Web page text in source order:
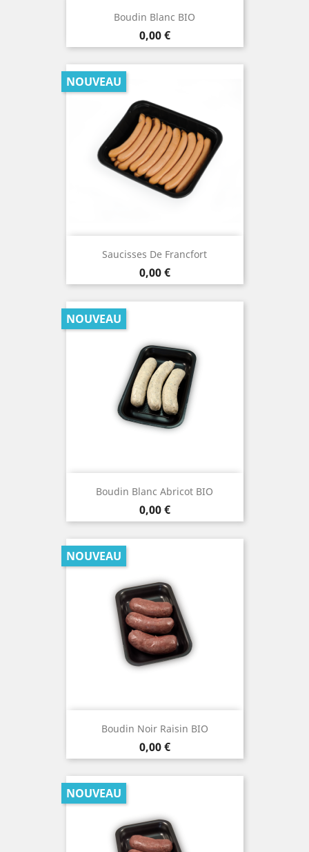
Boudin Blanc BIO
Prix
0,00 €
Saucisses De Francfort
Prix
0,00 €
NOUVEAU
Boudin Blanc Abricot BIO
Prix
0,00 €
NOUVEAU
Boudin Noir Raisin BIO
Prix
0,00 €
NOUVEAU
NOUVEAU